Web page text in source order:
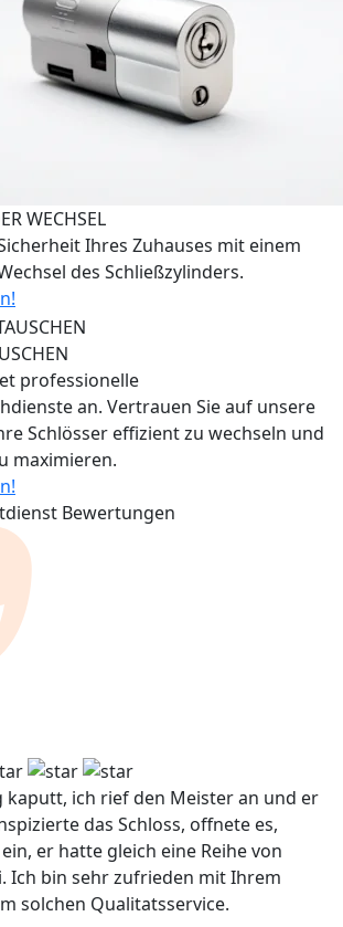
WECHSEL
Ihres Zuhauses mit einem
des Schließzylinders.
professionelle
an. Vertrauen Sie auf unsere
Schlösser effizient zu wechseln und
maximieren.
Bewertungen
kaputt, ich rief den Meister an und er
das Schloss, offnete es,
er hatte gleich eine Reihe von
Ich bin sehr zufrieden mit Ihrem
solchen Qualitatsservice.